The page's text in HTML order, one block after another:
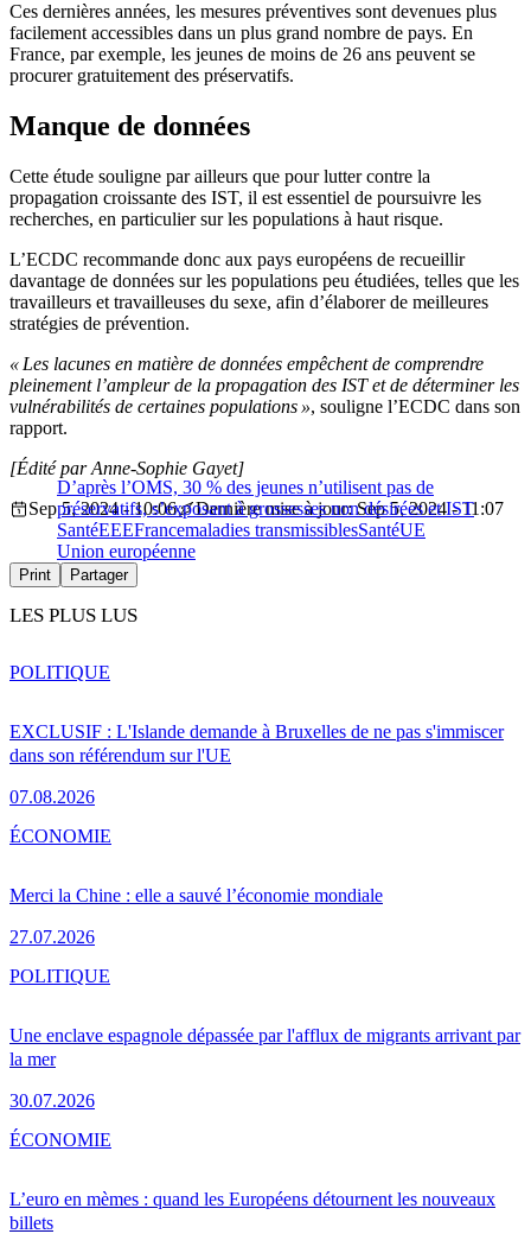
Ces dernières années, les mesures préventives sont devenues plus
facilement accessibles dans un plus grand nombre de pays. En
France, par exemple, les jeunes de moins de 26 ans peuvent se
procurer gratuitement des préservatifs.
Manque de données
Cette étude souligne par ailleurs que pour lutter contre la
propagation croissante des IST, il est essentiel de poursuivre les
recherches, en particulier sur les populations à haut risque.
L’ECDC recommande donc aux pays européens de recueillir
davantage de données sur les populations peu étudiées, telles que les
travailleurs et travailleuses du sexe, afin d’élaborer de meilleures
stratégies de prévention.
« Les lacunes en matière de données empêchent de comprendre
pleinement l’ampleur de la propagation des IST et de déterminer les
vulnérabilités de certaines populations », souligne l’ECDC dans son
rapport.
D’après l’OMS, 30 % des jeunes n’utilisent pas de
préservatifs, s’exposant à grossesses non désirées et IST
[Édité par Anne-Sophie Gayet]
Sep 5, 2024 - 10:06
Dernière mise à jour: Sep 5, 2024 - 11:07
SantéEEEFrancemaladies transmissiblesSantéUE
Union européenne
Print Partager
LES PLUS LUS
EXCLUSIF : L'Islande demande à Bruxelles de ne pas s'immiscer
dans son référendum sur l'UE
07.08.2026
POLITIQUE
Merci la Chine : elle a sauvé l’économie mondiale
27.07.2026
ÉCONOMIE
Une enclave espagnole dépassée par l'afflux de migrants arrivant par
la mer
30.07.2026
POLITIQUE
L’euro en mèmes : quand les Européens détournent les nouveaux
billets
ÉCONOMIE